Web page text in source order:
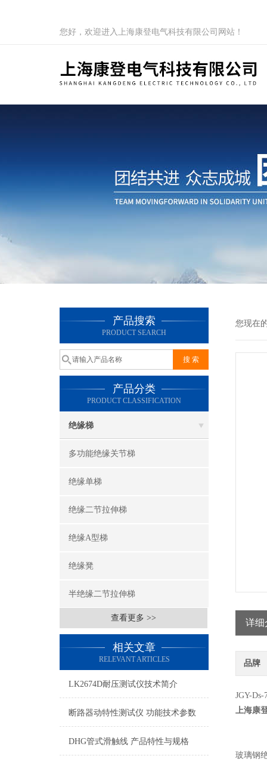
您好，欢迎进入上海康登电气科技有限公司网站！
产品搜索
PRODUCT SEARCH
产品分类
PRODUCT CLASSIFICATION
绝缘梯
多功能绝缘关节梯
绝缘单梯
绝缘二节拉伸梯
绝缘A型梯
绝缘凳
半绝缘二节拉伸梯
查看更多 >>
相关文章
RELEVANT ARTICLES
LK2674D耐压测试仪技术简介
断路器动特性测试仪 功能技术参数
DHG管式滑触线 产品特性与规格
您现在
详细
品牌
JGY-Ds-
上海康
玻璃钢